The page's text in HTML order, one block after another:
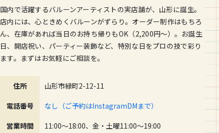
国内で活躍するバルーンアーティストの実店舗が、山形に誕生。
店内には、心ときめくバルーンがずらり。オーダー制作はもちろ
ん、在庫があれば当日のお持ち帰りもOK（2,200円～）。お誕生
日、開店祝い、パーティー装飾など、特別な日をプロの技で彩り
ます。まずはお気軽にご相談を。
住所 山形市緑町2-12-11
電話番号 なし（ご予約はInstagramDMまで）
営業時間 11:00～18:00、金・土曜11:00～19:00